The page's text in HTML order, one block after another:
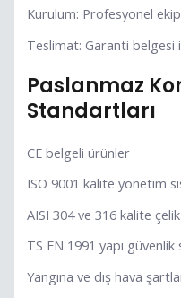
Kurulum: Profesyonel
Teslimat: Garanti belgesi
Paslanmaz
Standartları
CE belgeli ürünler
ISO 9001 kalite yönetim
AISI 304 ve 316 kalite çelik
TS EN 1991 yapı
Yangına ve dış hava